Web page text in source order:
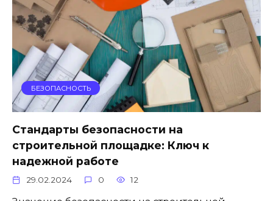
БЕЗОПАСНОСТЬ
Стандарты безопасности на
строительной площадке: Ключ к
надежной работе
29.02.2024 0 12